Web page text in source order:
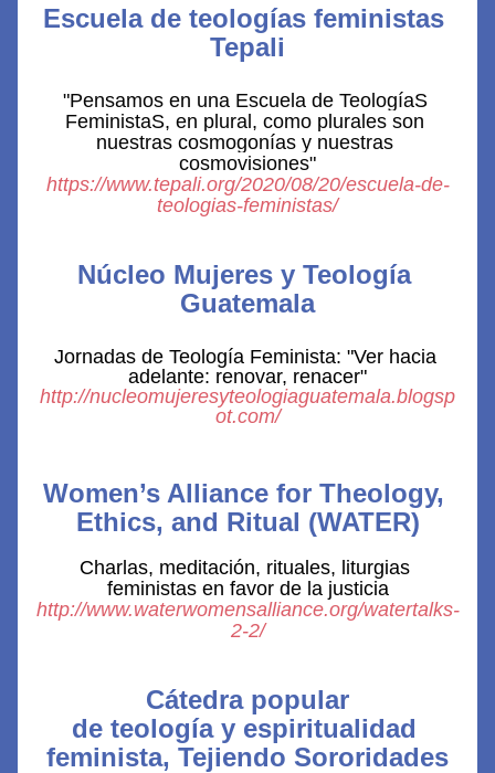
Escuela de teologías feministas
Tepali
"Pensamos en una Escuela de TeologíaS
FeministaS, en plural, como plurales son
nuestras cosmogonías y nuestras
cosmovisiones"
https://www.tepali.org/2020/08/20/escuela-de-
teologias-feministas/
Núcleo Mujeres y Teología
Guatemala
Jornadas de Teología Feminista: "Ver hacia
adelante: renovar, renacer"
http://nucleomujeresyteologiaguatemala.blogsp
ot.com/
Women’s Alliance for Theology,
Ethics, and Ritual (WATER)
Charlas, meditación, rituales, liturgias
feministas en favor de la justicia
http://www.waterwomensalliance.org/watertalks-
2-2/
Cátedra popular
de teología y espiritualidad
feminista, Tejiendo Sororidades